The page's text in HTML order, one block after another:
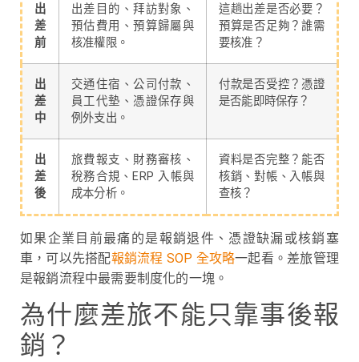
出
差
前
出差目的、拜訪對象、
預估費用、預算歸屬與
核准權限。
這趟出差是否必要？
預算是否足夠？誰需
要核准？
出
差
中
交通住宿、公司付款、
員工代墊、憑證保存與
例外支出。
付款是否受控？憑證
是否能即時保存？
出
差
後
旅費報支、財務審核、
稅務合規、ERP 入帳與
成本分析。
資料是否完整？能否
核銷、對帳、入帳與
查核？
如果企業目前最痛的是報銷退件、憑證缺漏或核銷塞
車，可以先搭配報銷流程 SOP 全攻略一起看。差旅管理
是報銷流程中最需要制度化的一塊。
為什麼差旅不能只靠事後報
銷？